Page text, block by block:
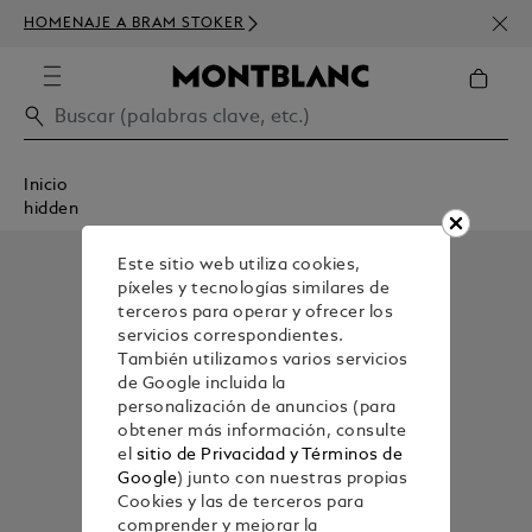
HOMENAJE A BRAM STOKER
DE
Inicio
hidden
Este sitio web utiliza cookies,
píxeles y tecnologías similares de
terceros para operar y ofrecer los
servicios correspondientes.
También utilizamos varios servicios
de Google incluida la
personalización de anuncios (para
obtener más información, consulte
el sitio de Privacidad y Términos de
Google) junto con nuestras propias
Cookies y las de terceros para
comprender y mejorar la